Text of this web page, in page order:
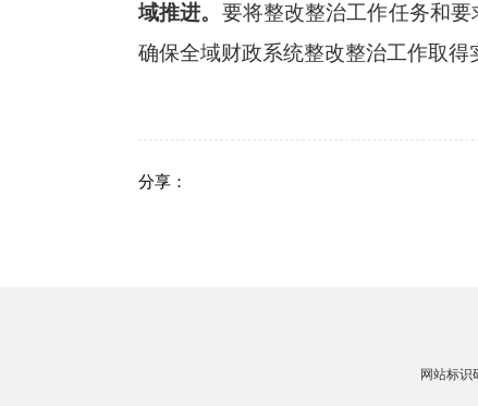
域推进。 要将整改整治工作任务和
确保全域财政系统整改整治工作取得
分享：
网站标